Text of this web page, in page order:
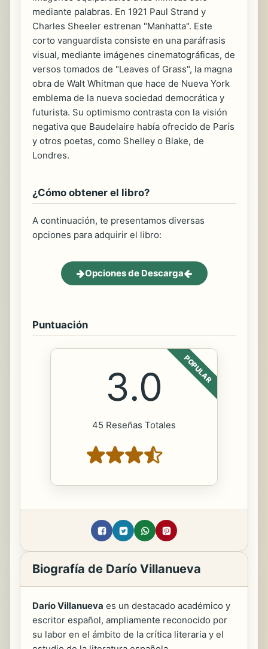
mediante palabras. En 1921 Paul Strand y
Charles Sheeler estrenan "Manhatta". Este
corto vanguardista consiste en una paráfrasis
visual, mediante imágenes cinematográficas, de
versos tomados de "Leaves of Grass", la magna
obra de Walt Whitman que hace de Nueva York
emblema de la nueva sociedad democrática y
futurista. Su optimismo contrasta con la visión
negativa que Baudelaire había ofrecido de París
y otros poetas, como Shelley o Blake, de
Londres.
¿Cómo obtener el libro?
A continuación, te presentamos diversas
opciones para adquirir el libro:
Opciones de Descarga
Puntuación
POPULAR
3.0
45 Reseñas Totales
Biografía de Darío Villanueva
Darío Villanueva es un destacado académico y
escritor español, ampliamente reconocido por
su labor en el ámbito de la crítica literaria y el